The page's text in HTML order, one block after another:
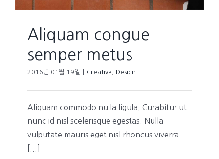
Aliquam congue
semper metus
2016년 01월 19일 Creative Design
Aliquam commodo nulla ligula. Curabitur ut
nunc id nisl scelerisque egestas. Nulla
vulputate mauris eget nisl rhoncus viverra